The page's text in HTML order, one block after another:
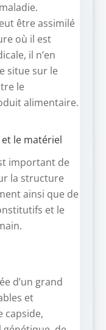
être assimilé
où il est
il n’en
situe sur le
le
alimentaire.
le matériel
important de
la structure
ainsi que de
et le
d’un grand
et
capside,